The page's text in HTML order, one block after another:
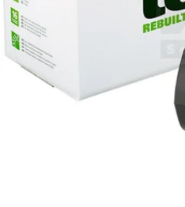
Sie das Medium 0 im